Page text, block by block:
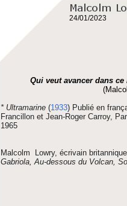
24/01/2023
Qui veut avancer dans
* Ultramarine (1933) Publié en
Francillon et Jean-Roger Carroy,
1965
Malcolm Lowry, écrivain
Gabriola, Au-dessous du Volcan,